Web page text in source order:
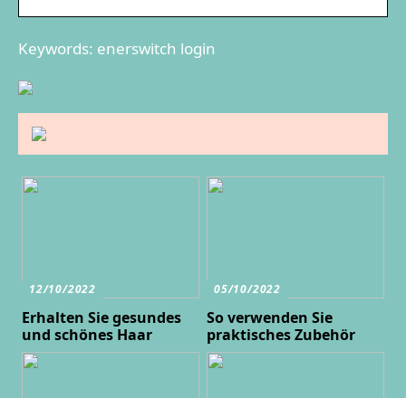
Keywords: enerswitch login
12/10/2022
Erhalten Sie gesundes
und schönes Haar
05/10/2022
So verwenden Sie
praktisches Zubehör